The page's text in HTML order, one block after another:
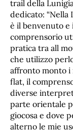
trail della
dedicato: “Nella
è il benvenuto e
comprensorio
pratica tra all
che utilizzo
affronto monto i
flat, il
diverse
parte orientale
giocosa e dove
alterno le mie